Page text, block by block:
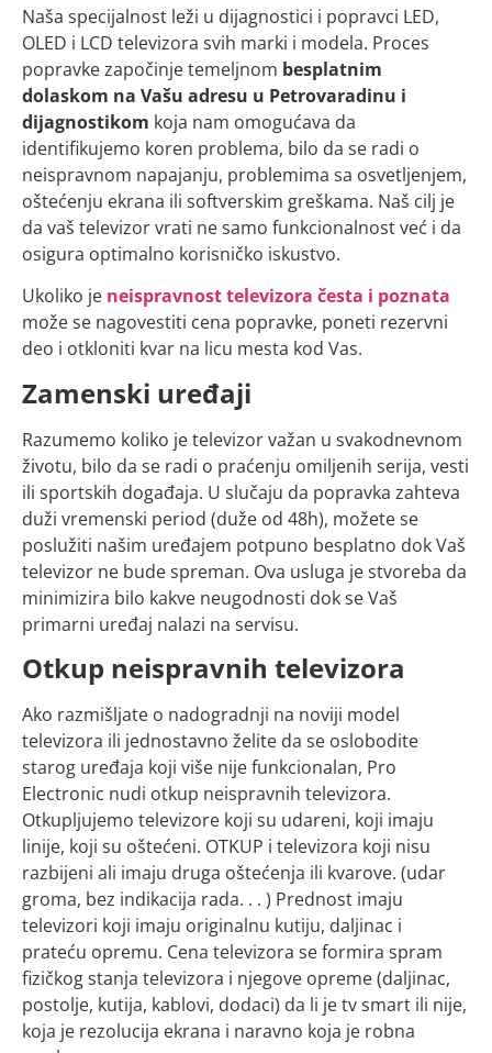
Naša specijalnost leži u dijagnostici i popravci LED,
OLED i LCD televizora svih marki i modela. Proces
popravke započinje temeljnom besplatnim
dolaskom na Vašu adresu u Petrovaradinu i
dijagnostikom koja nam omogućava da
identifikujemo koren problema, bilo da se radi o
neispravnom napajanju, problemima sa osvetljenjem,
oštećenju ekrana ili softverskim greškama. Naš cilj je
da vaš televizor vrati ne samo funkcionalnost već i da
osigura optimalno korisničko iskustvo.
Ukoliko je neispravnost televizora česta i poznata
može se nagovestiti cena popravke, poneti rezervni
deo i otkloniti kvar na licu mesta kod Vas.
Zamenski uređaji
Razumemo koliko je televizor važan u svakodnevnom
životu, bilo da se radi o praćenju omiljenih serija, vesti
ili sportskih događaja. U slučaju da popravka zahteva
duži vremenski period (duže od 48h), možete se
poslužiti našim uređajem potpuno besplatno dok Vaš
televizor ne bude spreman. Ova usluga je stvoreba da
minimizira bilo kakve neugodnosti dok se Vaš
primarni uređaj nalazi na servisu.
Otkup neispravnih televizora
Ako razmišljate o nadogradnji na noviji model
televizora ili jednostavno želite da se oslobodite
starog uređaja koji više nije funkcionalan, Pro
Electronic nudi otkup neispravnih televizora.
Otkupljujemo televizore koji su udareni, koji imaju
linije, koji su oštećeni. OTKUP i televizora koji nisu
razbijeni ali imaju druga oštećenja ili kvarove. (udar
groma, bez indikacija rada. . . ) Prednost imaju
televizori koji imaju originalnu kutiju, daljinac i
prateću opremu. Cena televizora se formira spram
fizičkog stanja televizora i njegove opreme (daljinac,
postolje, kutija, kablovi, dodaci) da li je tv smart ili nije,
koja je rezolucija ekrana i naravno koja je robna